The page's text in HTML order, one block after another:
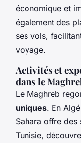
économique et
également des
ses vols,
voyage.
Activités et
dans le
Le Maghreb
uniques. En
Sahara offre des
Tunisie,